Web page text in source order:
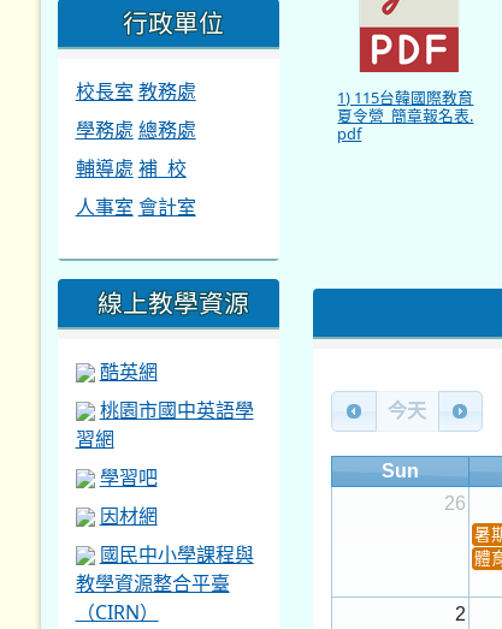
1) 115台韓國際教育
夏令營_簡章報名表.
pdf
今天
Sun
26
暑
體
2
行政單位
校長室 教務處
學務處 總務處
輔導處 補 校
人事室 會計室
線上教學資源
酷英網
桃園市國中英語學
習網
學習吧
因材網
國民中小學課程與
教學資源整合平臺
（CIRN）